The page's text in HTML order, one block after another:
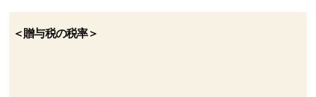
＜贈与税の税率＞